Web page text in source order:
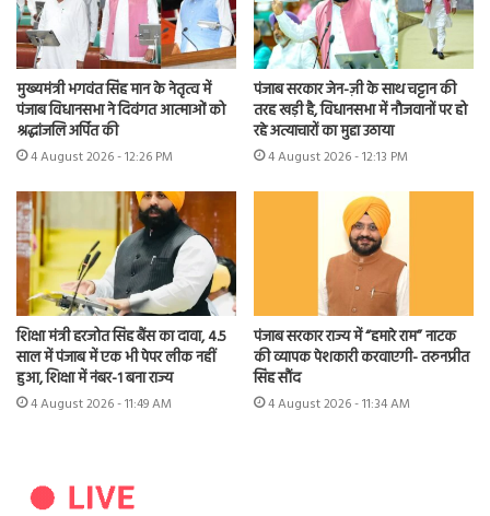
मुख्यमंत्री भगवंत सिंह मान के नेतृत्व में
पंजाब विधानसभा ने दिवंगत आत्माओं को
श्रद्धांजलि अर्पित की
4 August 2026 - 12:26 PM
पंजाब सरकार जेन-ज़ी के साथ चट्टान की
तरह खड़ी है, विधानसभा में नौजवानों पर हो
रहे अत्याचारों का मुद्दा उठाया
4 August 2026 - 12:13 PM
शिक्षा मंत्री हरजोत सिंह बैंस का दावा, 4.5
साल में पंजाब में एक भी पेपर लीक नहीं
हुआ, शिक्षा में नंबर-1 बना राज्य
4 August 2026 - 11:49 AM
पंजाब सरकार राज्य में “हमारे राम” नाटक
की व्यापक पेशकारी करवाएगी- तरुनप्रीत
सिंह सौंद
4 August 2026 - 11:34 AM